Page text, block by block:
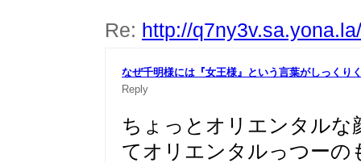
Re: http://
なぜ千明様には『女王様』という言葉がしっくり
Reply
ちょっとオリエンタルな
てオリエンタルっつーの